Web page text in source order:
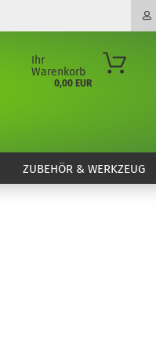
Ihr
Warenkorb
0,00 EUR
ZUBEHÖR & WERKZEUG